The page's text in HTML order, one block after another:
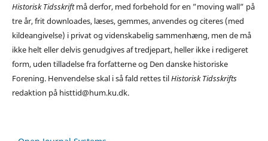
Historisk Tidsskriftmå derfor, med forbehold for en ”moving wall” på
tre år, frit downloades, læses, gemmes, anvendes og citeres (med
kildeangivelse) i privat og videnskabelig sammenhæng, men de må
ikke helt eller delvis genudgives af tredjepart, heller ikke i redigeret
form, uden tilladelse fra forfatterne og Den danske historiske
Forening. Henvendelse skal i så fald rettes tilHistorisk Tidsskrifts
redaktion på histtid@hum.ku.dk.